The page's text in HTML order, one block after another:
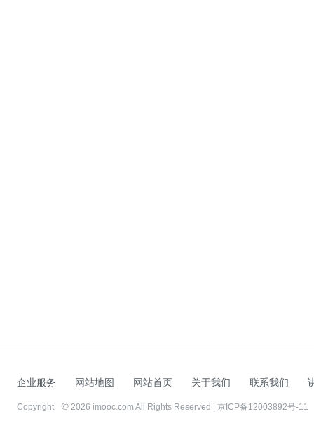
企业服务 网站地图 网站首页 关于我们 联系我们
Copyright 2026 imooc.com All Rights Reserved | 京ICP备12003892号-11